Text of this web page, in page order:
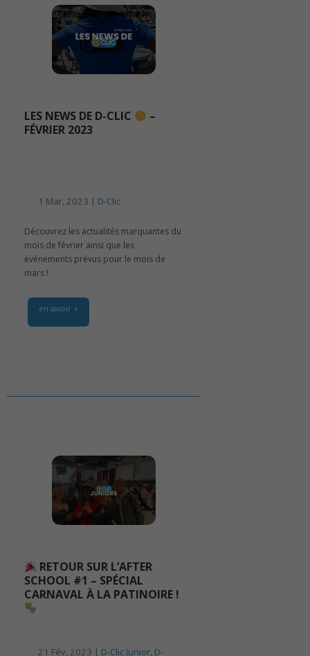
LES NEWS DE D-CLIC
–
FÉVRIER 2023
1 Mar, 2023 | D-Clic
Découvrez les actualités marquantes du
mois de février ainsi que les
événements prévus pour le mois de
mars !
en savoir +
RETOUR SUR L’AFTER
SCHOOL #1 – SPÉCIAL
CARNAVAL À LA PATINOIRE !
21 Fév, 2023 | D-Clic Junior, D-